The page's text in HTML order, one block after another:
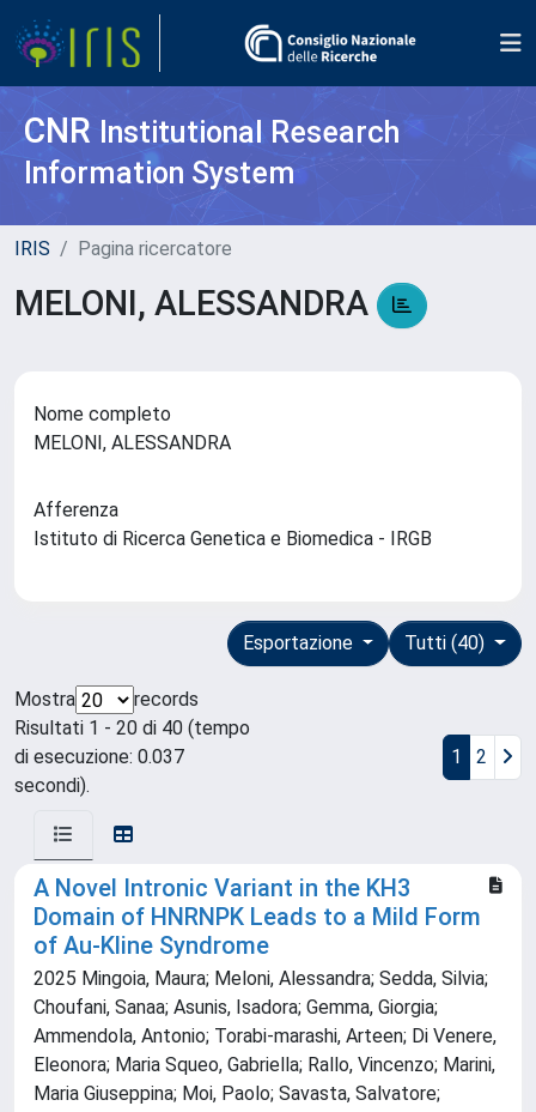
CNR Institutional Research
Information System
IRIS Pagina ricercatore
MELONI, ALESSANDRA
Nome completo
MELONI, ALESSANDRA
Afferenza
Istituto di Ricerca Genetica e Biomedica - IRGB
Tutti (40)
Esportazione
Mostra
records
Risultati 1 - 20 di 40 (tempo
di esecuzione: 0.037
secondi).
1 2
A Novel Intronic Variant in the KH3
Domain of HNRNPK Leads to a Mild Form
of Au‐Kline Syndrome
2025 Mingoia, Maura; Meloni, Alessandra; Sedda, Silvia;
Choufani, Sanaa; Asunis, Isadora; Gemma, Giorgia;
Ammendola, Antonio; Torabi‐marashi, Arteen; Di Venere,
Eleonora; Maria Squeo, Gabriella; Rallo, Vincenzo; Marini,
Maria Giuseppina; Moi, Paolo; Savasta, Salvatore;